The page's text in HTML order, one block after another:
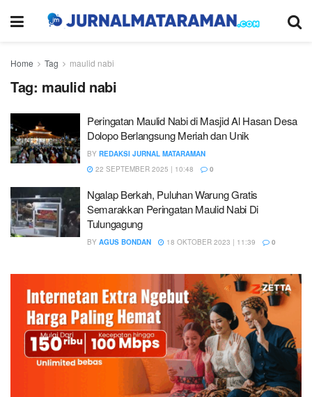
Home Tag maulid nabi
Tag: maulid nabi
Peringatan Maulid Nabi di Masjid Al Hasan Desa
Dolopo Berlangsung Meriah dan Unik
BY REDAKSI JURNAL MATARAMAN
22 SEPTEMBER 2025 | 10:48
0
Ngalap Berkah, Puluhan Warung Gratis
Semarakkan Peringatan Maulid Nabi Di
Tulungagung
BY AGUS BONDAN 18 OKTOBER 2023 | 11:39 0